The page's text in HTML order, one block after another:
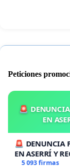
Peticiones
🚨
EN
🚨 DENUNCIA
EN ASERRÍ Y
5 093 firmas